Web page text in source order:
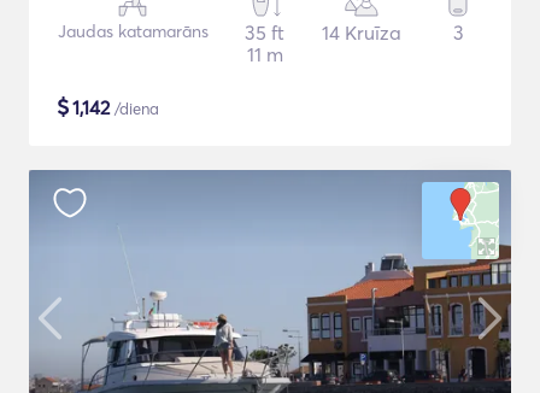
Jaudas katamarāns
35 ft
11 m
14 Kruīza 3
$1,142/diena